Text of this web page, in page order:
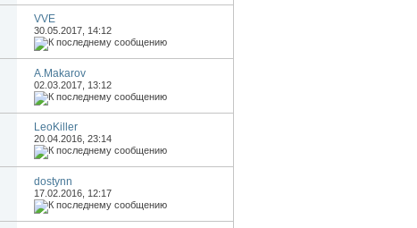
VVE
30.05.2017, 14:12
A.Makarov
02.03.2017, 13:12
LeoKiller
20.04.2016, 23:14
dostynn
17.02.2016, 12:17